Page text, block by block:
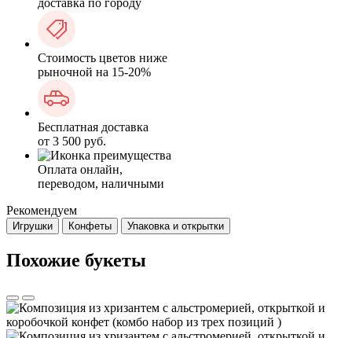
Стоимость цветов ниже
рыночной на 15-20%
Бесплатная доставка
от 3 500 руб.
Оплата онлайн,
переводом, наличными
Рекомендуем
Игрушки Конфеты Упаковка и открытки
Похожие букеты